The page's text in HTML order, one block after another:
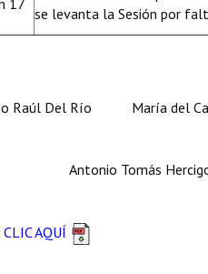
17
se levanta la Sesión por
Raúl Del Río María del
Hercigonja
CLIC AQUÍ